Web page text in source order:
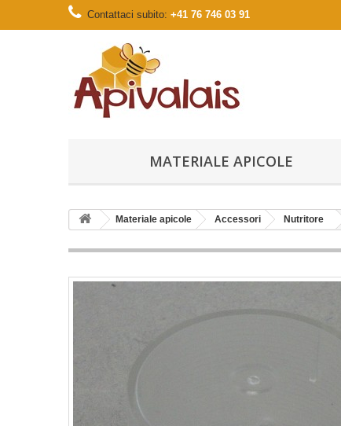
Contattaci subito: +41 76 746 03 91
MATERIALE APICOLE
Materiale apicole Accessori Nutritore